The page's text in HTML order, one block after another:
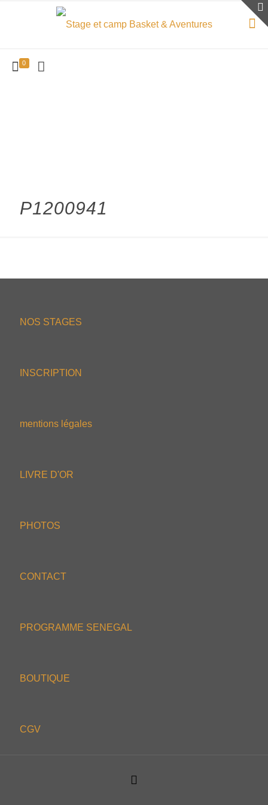
0
P1200941
NOS STAGES
INSCRIPTION
mentions légales
LIVRE D'OR
PHOTOS
CONTACT
PROGRAMME SENEGAL
BOUTIQUE
CGV